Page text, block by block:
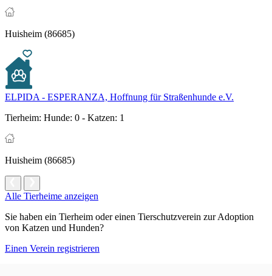
Huisheim (86685)
ELPIDA - ESPERANZA, Hoffnung für Straßenhunde e.V.
Tierheim: Hunde: 0 - Katzen: 1
Huisheim (86685)
Alle Tierheime anzeigen
Sie haben ein Tierheim oder einen Tierschutzverein zur Adoption
von Katzen und Hunden?
Einen Verein registrieren